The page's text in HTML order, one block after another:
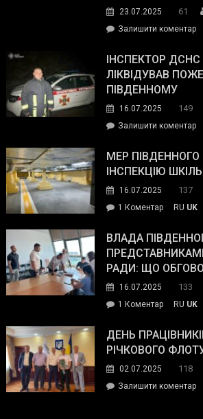
допомогу
23.07.2025 61
Залишити коментарon
та
ІНСПЕКТОР
ЛІКВІДУВАВ
ПІВДЕННОМУ
16.07.2025 149
Залишити коментарon
у
МЕР ПІВДЕННОГО
ІНСПЕКЦІЮ
16.07.2025 137
1 Коментардо
провів
інспекцію
укриття
RU UK
ВЛАДА
РАДИ: ЩО
16.07.2025 133
1 Коментардо RU UK
ДЕНЬ
РІЧКОВОГО
02.07.2025 118
Залишити коментарon